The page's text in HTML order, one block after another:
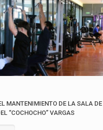
MANTENIMIENTO DE LA SALA DE
“COCHOCHO” VARGAS